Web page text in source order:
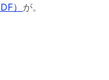
） が。